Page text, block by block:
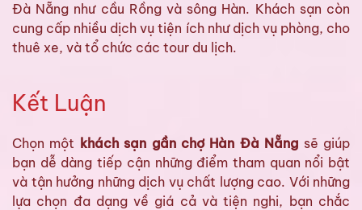
Đà Nẵng như cầu Rồng và sông Hàn. Khách sạn còn
cung cấp nhiều dịch vụ tiện ích như dịch vụ phòng, cho
thuê xe, và tổ chức các tour du lịch.
Kết Luận
Chọn một khách sạn gần chợ Hàn Đà Nẵng sẽ giúp
bạn dễ dàng tiếp cận những điểm tham quan nổi bật
và tận hưởng những dịch vụ chất lượng cao. Với những
lựa chọn đa dạng về giá cả và tiện nghi, bạn chắc